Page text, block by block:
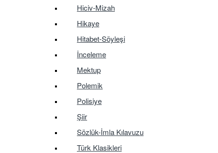
Hiciv-Mizah
Hikaye
Hitabet-Söyleşi
İnceleme
Mektup
Polemik
Polisiye
Şiir
Sözlük-İmla Kılavuzu
Türk Klasikleri